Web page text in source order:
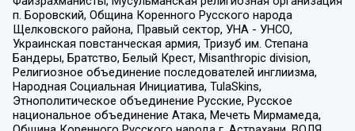
п. Боровский, Община Коренного Русского народа
Щелковского района, Правый сектор, УНА - УНСО,
Украинская повстанческая армия, Тризуб им. Степана
Бандеры, Братство, Белый Крест, Misanthropic division,
Религиозное объединение последователей инглиизма,
Народная Социальная Инициатива, TulaSkins,
Этнополитическое объединение Русские, Русское
национальное объединение Атака, Мечеть Мирмамеда,